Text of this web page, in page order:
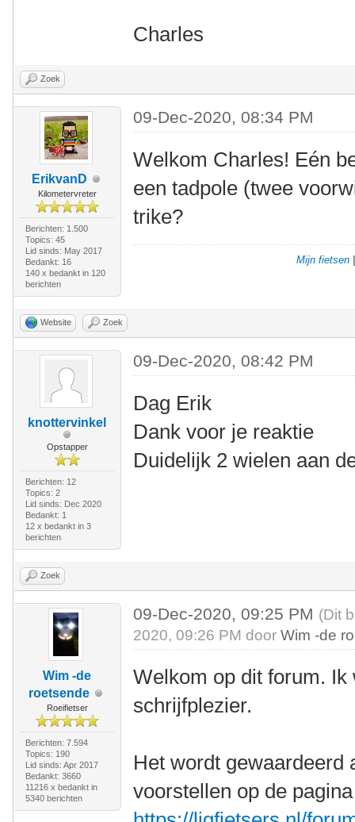
Charles
Zoek
ErikvanD
Kilometervreter
Berichten: 1.500
Topics: 45
Lid sinds: May 2017
Bedankt: 16
140 x bedankt in 120
berichten
09-Dec-2020, 08:34 PM
Welkom Charles! Eén
een tadpole (twee
trike?
Mijn fietsen
Website Zoek
knottervinkel
Opstapper
Berichten: 12
Topics: 2
Lid sinds: Dec 2020
Bedankt: 1
12 x bedankt in 3
berichten
09-Dec-2020, 08:42 PM
Dag Erik
Dank voor je reaktie
Duidelijk 2 wielen aan
Zoek
Wim -de
roetsende
Roeifietser
Berichten: 7.594
Topics: 190
Lid sinds: Apr 2017
Bedankt: 3660
11216 x bedankt in
5340 berichten
09-Dec-2020, 09:25 PM (Dit
2020, 09:26 PM doorWim -de
Welkom op dit forum.
schrijfplezier.
Het wordt gewaardeerd
voorstellen op de